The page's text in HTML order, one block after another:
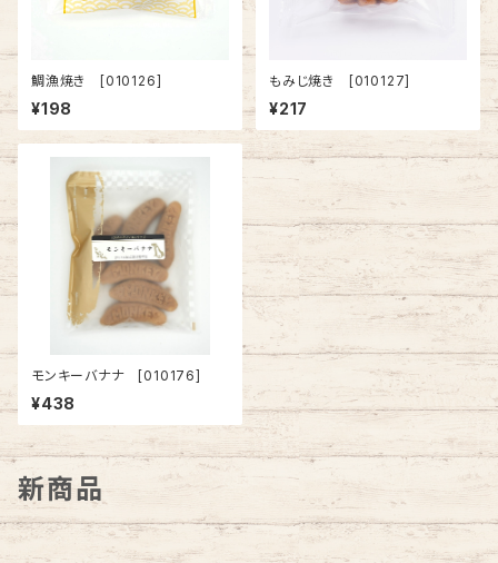
鯛漁焼き [010126]
¥198
もみじ焼き [010127]
¥217
モンキーバナナ [010176]
¥438
新商品